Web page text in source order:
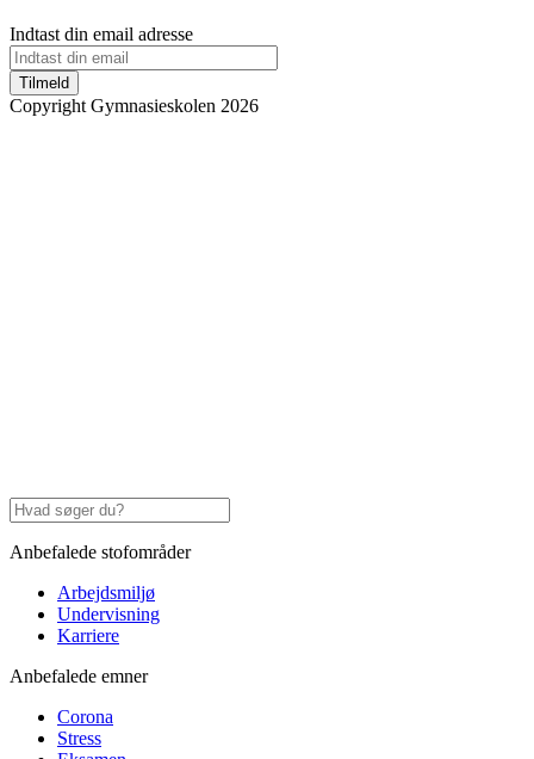
Indtast din email adresse
Tilmeld
Copyright Gymnasieskolen 2026
Anbefalede stofområder
Arbejdsmiljø
Undervisning
Karriere
Anbefalede emner
Corona
Stress